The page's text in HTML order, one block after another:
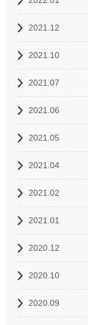
2021.12
2021.10
2021.07
2021.06
2021.05
2021.04
2021.02
2021.01
2020.12
2020.10
2020.09